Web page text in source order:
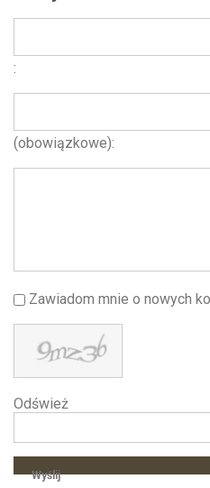
(obowiązkowe)
Zawiadom mnie o nowych
Odśwież
Wyślij